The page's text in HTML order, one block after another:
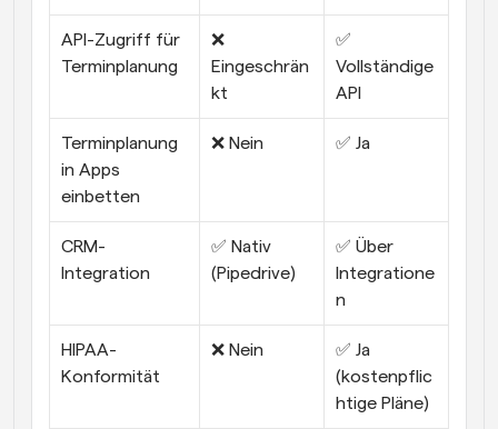
API-Zugriff für
Terminplanung
❌
Eingeschrän
kt
✅
Vollständige
API
Terminplanung
in Apps
einbetten
❌ Nein ✅ Ja
CRM-
Integration
✅ Nativ
(Pipedrive)
✅ Über
Integratione
n
HIPAA-
Konformität
❌ Nein
✅ Ja
(kostenpflic
htige Pläne)